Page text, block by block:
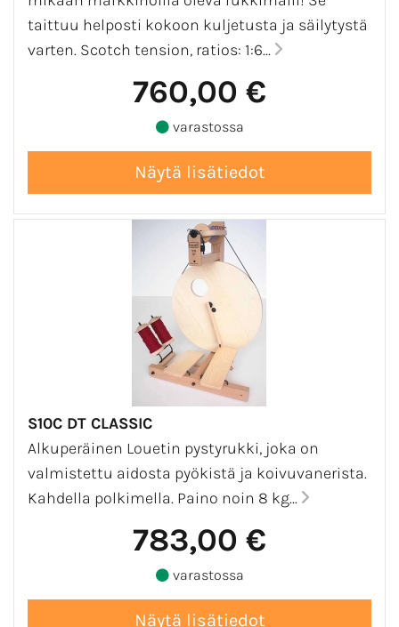
taittuu helposti kokoon kuljetusta ja säilytystä
varten. Scotch tension, ratios: 1:6...
760,00 €
varastossa
S10C DT CLASSIC
Alkuperäinen Louetin pystyrukki, joka on
valmistettu aidosta pyökistä ja koivuvanerista.
Kahdella polkimella. Paino noin 8 kg...
783,00 €
varastossa